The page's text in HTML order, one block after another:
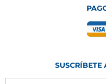
SUSCRÍBETE